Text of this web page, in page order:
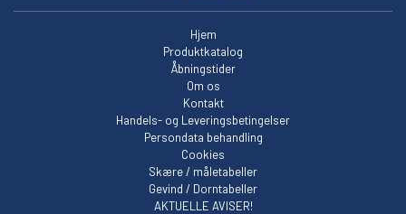
Hjem
Produktkatalog
Åbningstider
Om os
Kontakt
Handels- og Leveringsbetingelser
Persondata behandling
Cookies
Skære / måletabeller
Gevind / Dorntabeller
AKTUELLE AVISER!